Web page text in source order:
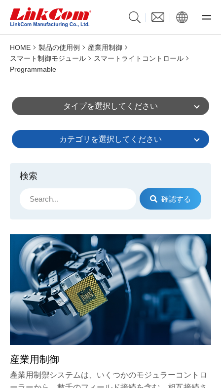
HOME 製品の使用例
産業用制御
スマート制御モジュール
スマートライトコントロール
Programmable
タイプを選択してください
カテゴリを選択してください
検索
確認する
産業用制御
產業用制禦システムは、いくつかのモジュラーコントロ